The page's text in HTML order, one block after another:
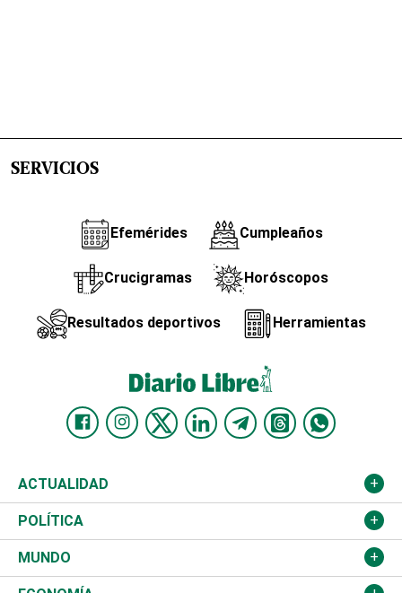
SERVICIOS
Efemérides Cumpleaños
Crucigramas Horóscopos
Resultados deportivos Herramientas
ACTUALIDAD
Nacional
Ciudad
POLÍTICA
Partidos
MUNDO